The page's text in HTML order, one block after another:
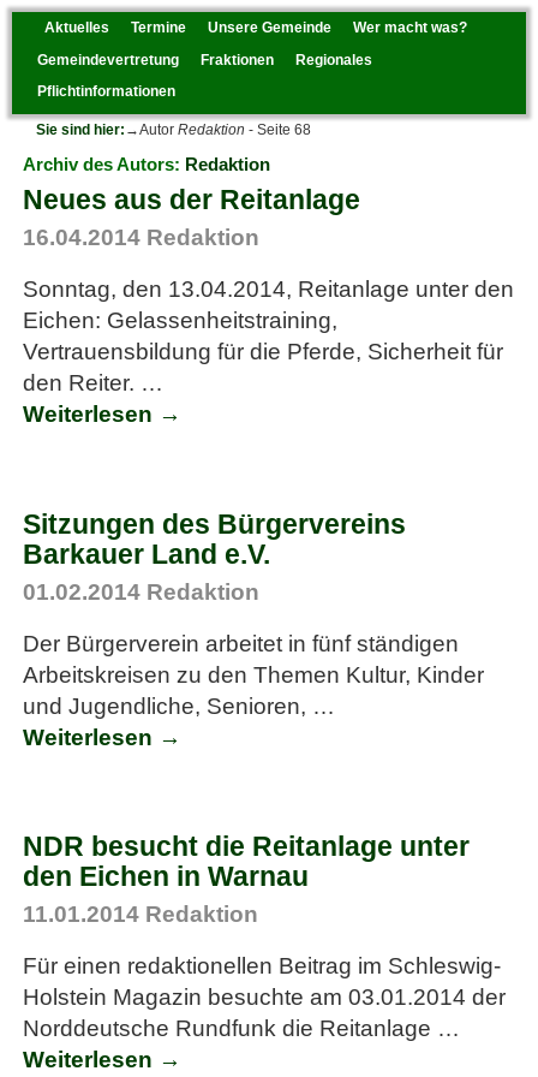
Gemeinde Warnau
Aktuelles Termine Unsere Gemeinde
Wer macht was?
Gemeindevertretung
Fraktionen
Regionales
Pflichtinformationen
Sie sind hier: →Autor Redaktion - Seite 68
Archiv des Autors: Redaktion
Neues aus der Reitanlage
16.04.2014 Redaktion
Sonntag, den 13.04.2014, Reitanlage unter den
Eichen: Gelassenheitstraining,
Vertrauensbildung für die Pferde, Sicherheit für
den Reiter. …
Weiterlesen →
Sitzungen des Bürgervereins
Barkauer Land e.V.
01.02.2014 Redaktion
Der Bürgerverein arbeitet in fünf ständigen
Arbeitskreisen zu den Themen Kultur, Kinder
und Jugendliche, Senioren, …
Weiterlesen →
NDR besucht die Reitanlage unter
den Eichen in Warnau
11.01.2014 Redaktion
Für einen redaktionellen Beitrag im Schleswig-
Holstein Magazin besuchte am 03.01.2014 der
Norddeutsche Rundfunk die Reitanlage …
Weiterlesen →